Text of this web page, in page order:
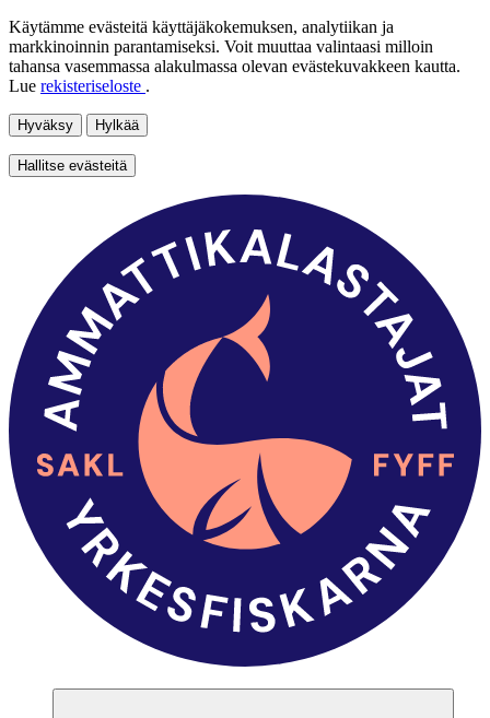
Käytämme evästeitä käyttäjäkokemuksen, analytiikan ja
markkinoinnin parantamiseksi. Voit muuttaa valintaasi milloin
tahansa vasemmassa alakulmassa olevan evästekuvakkeen kautta.
Lue rekisteriseloste .
Hyväksy Hylkää
Hallitse evästeitä